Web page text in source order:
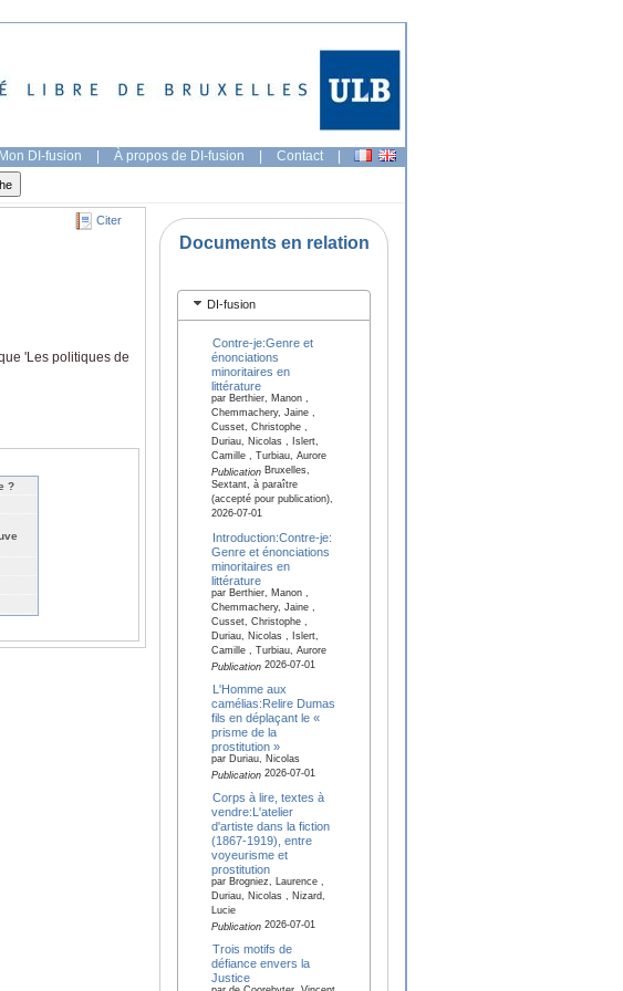
Mon DI-fusion | À propos de DI-fusion | Contact |
Citer
'Les politiques de
?
Documents en relation
DI-fusion
Contre-je:Genre et
énonciations
minoritaires en
littérature
par Berthier, Manon ,
Chemmachery, Jaine ,
Cusset, Christophe ,
Duriau, Nicolas , Islert,
Camille , Turbiau, Aurore
PublicationBruxelles,
Sextant, à paraître
(accepté pour publication),
2026-07-01
Introduction:Contre-je:
Genre et énonciations
minoritaires en
littérature
par Berthier, Manon ,
Chemmachery, Jaine ,
Cusset, Christophe ,
Duriau, Nicolas , Islert,
Camille , Turbiau, Aurore
Publication2026-07-01
L'Homme aux
camélias:Relire Dumas
fils en déplaçant le «
prisme de la
prostitution »
par Duriau, Nicolas
Publication2026-07-01
Corps à lire, textes à
vendre:L'atelier
d'artiste dans la fiction
(1867-1919), entre
voyeurisme et
prostitution
par Brogniez, Laurence ,
Duriau, Nicolas , Nizard,
Lucie
Publication2026-07-01
Trois motifs de
défiance envers la
Justice